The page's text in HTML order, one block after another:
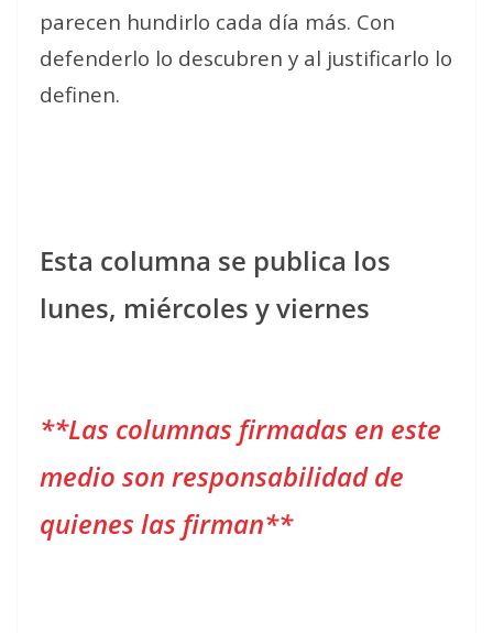
parecen hundirlo cada día más. Con
defenderlo lo descubren y al justificarlo lo
definen.
Esta columna se publica los
lunes, miércoles y viernes
**Las columnas firmadas en este
medio son responsabilidad de
quienes las firman**